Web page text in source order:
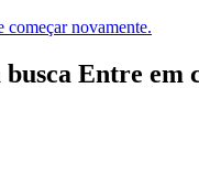
novamente.
Entre